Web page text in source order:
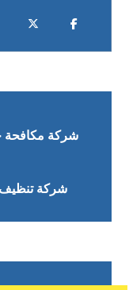
شركة مكافحة
شركة تنظيف